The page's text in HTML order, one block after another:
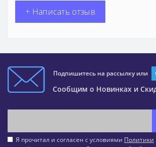
+ Написать отзыв
Подпишитесь на рассылку или
Сообщим о Новинках и
Я прочитал и согласен с условиями Политики